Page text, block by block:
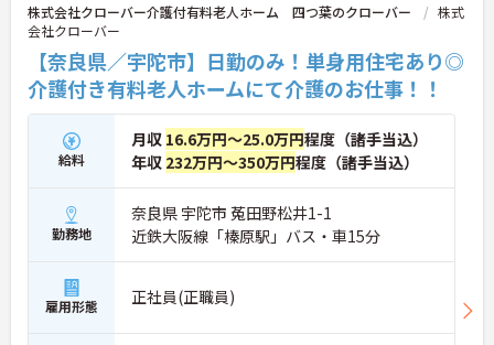
株式会社クローバー介護付有料老人ホーム 四つ葉のクローバー
株式
会社クローバー
【奈良県／宇陀市】日勤のみ！単身用住宅あり◎
介護付き有料老人ホームにて介護のお仕事！！
給料
月収 16.6万円～25.0万円程度（諸手当込）
年収 232万円～350万円程度（諸手当込）
勤務地
奈良県 宇陀市 菟田野松井1-1
近鉄大阪線「榛原駅」バス・車15分
雇用形態 正社員(正職員)